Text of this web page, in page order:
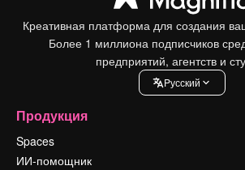
Креативная платформа для создания
Более 1 миллиона подписчиков
предприятий, агентств и
Pусский
Продукция
Spaces
ИИ-помощник